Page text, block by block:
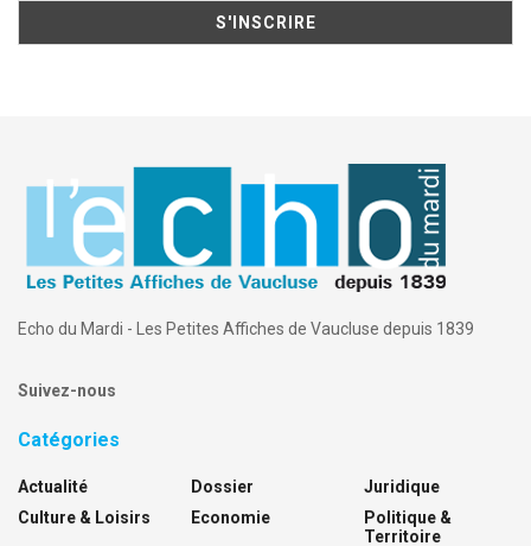
Echo du Mardi - Les Petites Affiches de Vaucluse depuis 1839
Suivez-nous
Catégories
Actualité
Culture & Loisirs
Dossier
Economie
Juridique
Politique &
Territoire